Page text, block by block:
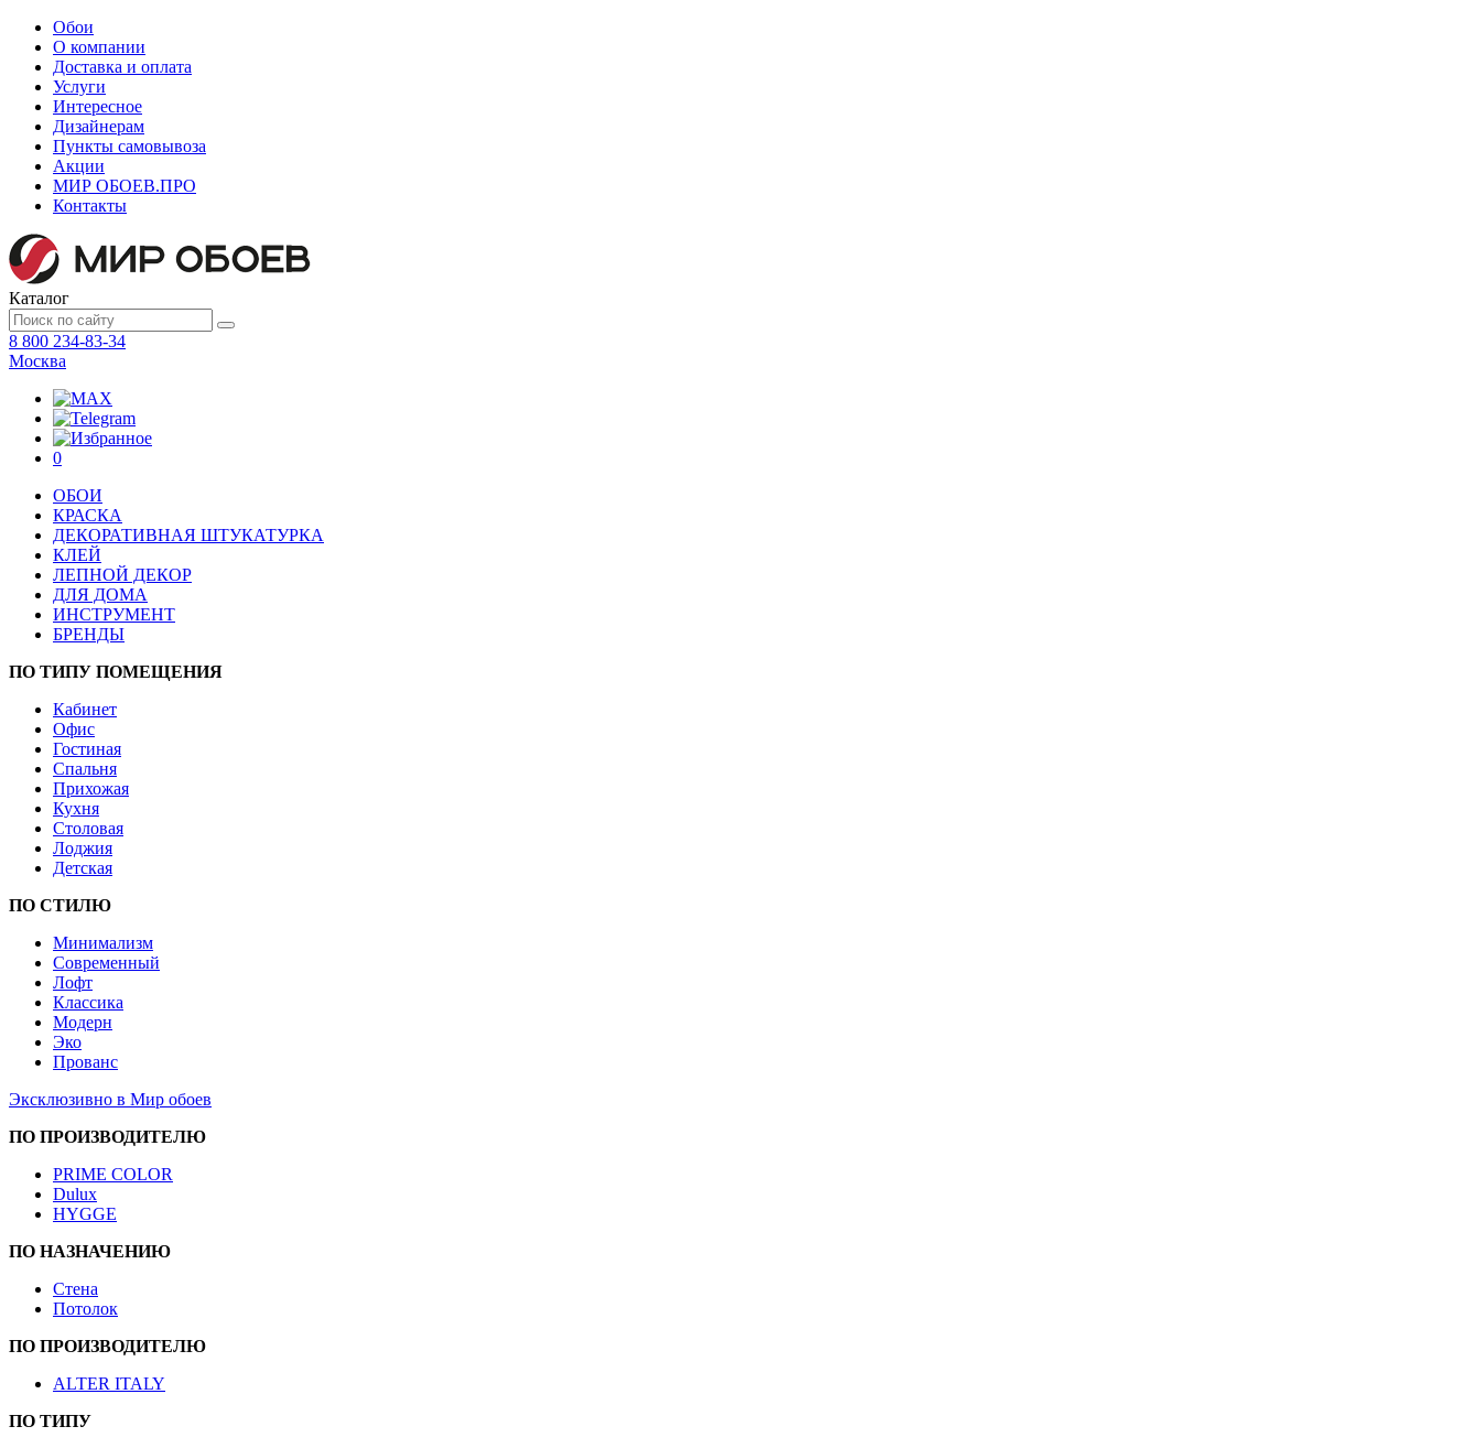
Обои
О компании
Доставка и оплата
Услуги
Интересное
Дизайнерам
Пункты самовывоза
Акции
МИР ОБОЕВ.ПРО
Контакты
Каталог
8 800 234-83-34
Москва
0
ОБОИ
КРАСКА
ДЕКОРАТИВНАЯ ШТУКАТУРКА
КЛЕЙ
ЛЕПНОЙ ДЕКОР
ДЛЯ ДОМА
ИНСТРУМЕНТ
БРЕНДЫ
ПО ТИПУ ПОМЕЩЕНИЯ
Кабинет
Офис
Гостиная
Спальня
Прихожая
Кухня
Столовая
Лоджия
Детская
ПО СТИЛЮ
Минимализм
Современный
Лофт
Классика
Модерн
Эко
Прованс
Эксклюзивно в Мир обоев
ПО ПРОИЗВОДИТЕЛЮ
PRIME COLOR
Dulux
HYGGE
ПО НАЗНАЧЕНИЮ
Стена
Потолок
ПО ПРОИЗВОДИТЕЛЮ
ALTER ITALY
ПО ТИПУ